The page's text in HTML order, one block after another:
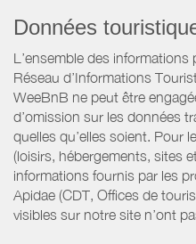
Données
L’ensemble des informations
Réseau d’Informations
WeeBnB ne peut être
d’omission sur les données
quelles qu’elles soient. Pour
(loisirs, hébergements, sites
informations fournis par les
Apidae (CDT, Offices de
visibles sur notre site n’ont